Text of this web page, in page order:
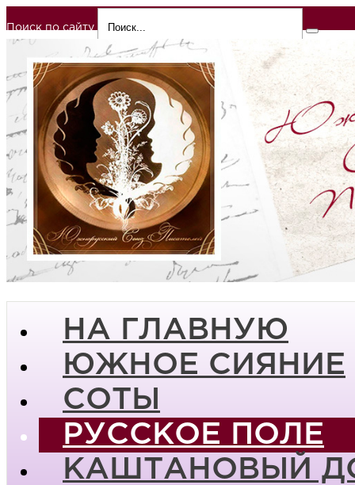
Поиск по сайту
НА ГЛАВНУЮ
ЮЖНОЕ СИЯНИЕ
СОТЫ
РУССКОЕ ПОЛЕ
КАШТАНОВЫЙ